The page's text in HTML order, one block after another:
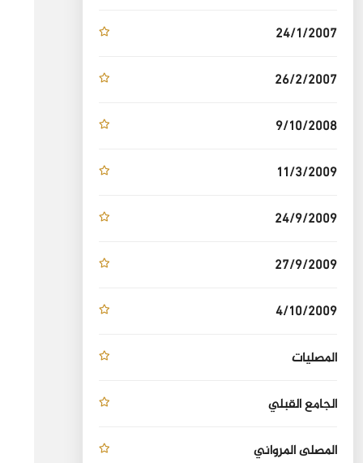
24/1/2007
26/2/2007
9/10/2008
11/3/2009
24/9/2009
27/9/2009
4/10/2009
المصليات
الجامع القبلي
المصلى المرواني